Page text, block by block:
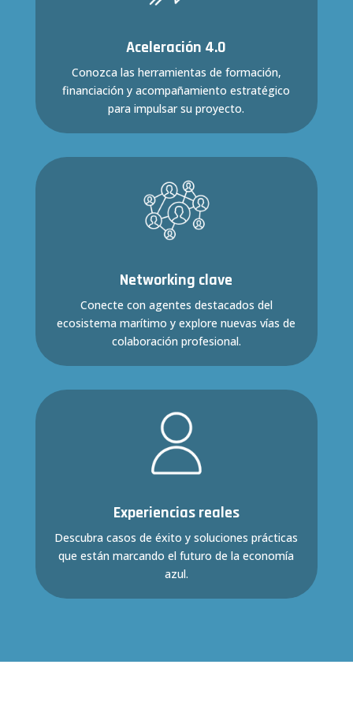
Aceleración 4.0
Conozca las herramientas de formación,
financiación y acompañamiento estratégico
para impulsar su proyecto.
Networking clave
Conecte con agentes destacados del
ecosistema marítimo y explore nuevas vías de
colaboración profesional.
Experiencias reales
Descubra casos de éxito y soluciones prácticas
que están marcando el futuro de la economía
azul.